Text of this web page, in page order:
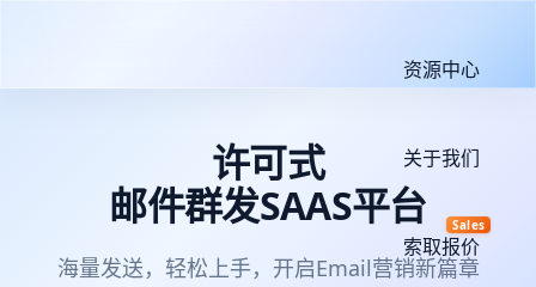
资源中心
关于我们
索取报价
Sales
许可式
邮件群发SAAS平台
海量发送，轻松上手，开启Email营销新篇章